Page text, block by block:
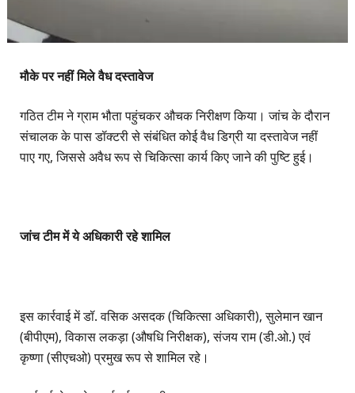
मौके पर नहीं मिले वैध दस्तावेज
गठित टीम ने ग्राम भौता पहुंचकर औचक निरीक्षण किया। जांच के दौरान
संचालक के पास डॉक्टरी से संबंधित कोई वैध डिग्री या दस्तावेज नहीं
पाए गए, जिससे अवैध रूप से चिकित्सा कार्य किए जाने की पुष्टि हुई।
जांच टीम में ये अधिकारी रहे शामिल
इस कार्रवाई में डॉ. वसिक असदक (चिकित्सा अधिकारी), सुलेमान खान
(बीपीएम), विकास लकड़ा (औषधि निरीक्षक), संजय राम (डी.ओ.) एवं
कृष्णा (सीएचओ) प्रमुख रूप से शामिल रहे।